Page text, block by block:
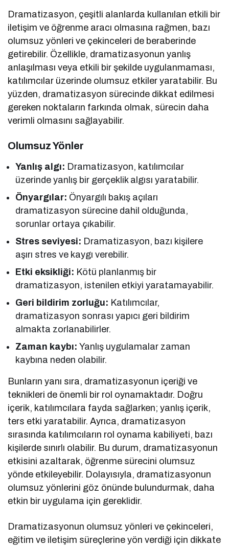
Dramatizasyon, çeşitli alanlarda kullanılan etkili bir
iletişim ve öğrenme aracı olmasına rağmen, bazı
olumsuz yönleri ve çekinceleri de beraberinde
getirebilir. Özellikle, dramatizasyonun yanlış
anlaşılması veya etkili bir şekilde uygulanmaması,
katılımcılar üzerinde olumsuz etkiler yaratabilir. Bu
yüzden, dramatizasyon sürecinde dikkat edilmesi
gereken noktaların farkında olmak, sürecin daha
verimli olmasını sağlayabilir.
Olumsuz Yönler
Yanlış algı: Dramatizasyon, katılımcılar
üzerinde yanlış bir gerçeklik algısı yaratabilir.
Önyargılar: Önyargılı bakış açıları
dramatizasyon sürecine dahil olduğunda,
sorunlar ortaya çıkabilir.
Stres seviyesi: Dramatizasyon, bazı kişilere
aşırı stres ve kaygı verebilir.
Etki eksikliği: Kötü planlanmış bir
dramatizasyon, istenilen etkiyi yaratamayabilir.
Geri bildirim zorluğu: Katılımcılar,
dramatizasyon sonrası yapıcı geri bildirim
almakta zorlanabilirler.
Zaman kaybı: Yanlış uygulamalar zaman
kaybına neden olabilir.
Bunların yanı sıra, dramatizasyonun içeriği ve
teknikleri de önemli bir rol oynamaktadır. Doğru
içerik, katılımcılara fayda sağlarken; yanlış içerik,
ters etki yaratabilir. Ayrıca, dramatizasyon
sırasında katılımcıların rol oynama kabiliyeti, bazı
kişilerde sınırlı olabilir. Bu durum, dramatizasyonun
etkisini azaltarak, öğrenme sürecini olumsuz
yönde etkileyebilir. Dolayısıyla, dramatizasyonun
olumsuz yönlerini göz önünde bulundurmak, daha
etkin bir uygulama için gereklidir.
Dramatizasyonun olumsuz yönleri ve çekinceleri,
eğitim ve iletişim süreçlerine yön verdiği için dikkate